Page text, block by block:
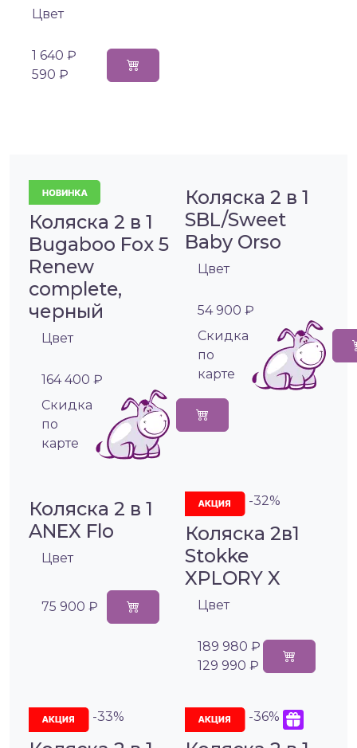
Цвет
1 640 ₽
590 ₽
Коляска 2 в 1
Bugaboo Fox 5
Renew
complete,
черный
Цвет
164 400 ₽
Cкидка
по
карте
Коляска 2 в 1
SBL/Sweet
Baby Orso
Цвет
54 900 ₽
Cкидка
по
карте
Коляска 2 в 1
ANEX Flo
Цвет
75 900 ₽
-32%
Коляска 2в1
Stokke
XPLORY X
Цвет
189 980 ₽
129 990 ₽
-33% -36%